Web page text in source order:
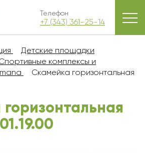
Телефон
+7 (343) 361-25-14
Детские площадки
комплексы и
Скамейка горизонтальная